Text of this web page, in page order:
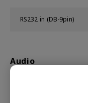
RS232 in (DB-9pin)
Audio